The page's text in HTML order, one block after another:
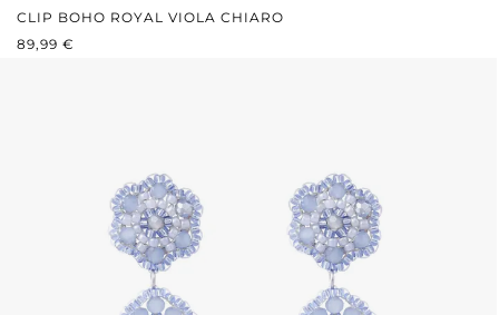
CLIP BOHO ROYAL VIOLA CHIARO
PREZZO NORMALE:
89,99 €